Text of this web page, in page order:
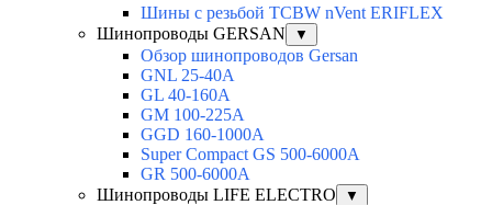
Шины с резьбой TCBW nVent ERIFLEX
Шинопроводы GERSAN
▼
Обзор шинопроводов Gersan
GNL 25-40A
GL 40-160A
GM 100-225A
GGD 160-1000A
Super Compact GS 500-6000A
GR 500-6000A
Шинопроводы LIFE ELECTRO
▼